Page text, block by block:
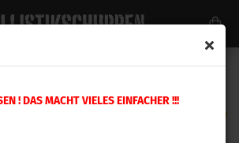
! DAS MACHT VIELES EINFACHER !!!
Pufferpatrone 2 Stück